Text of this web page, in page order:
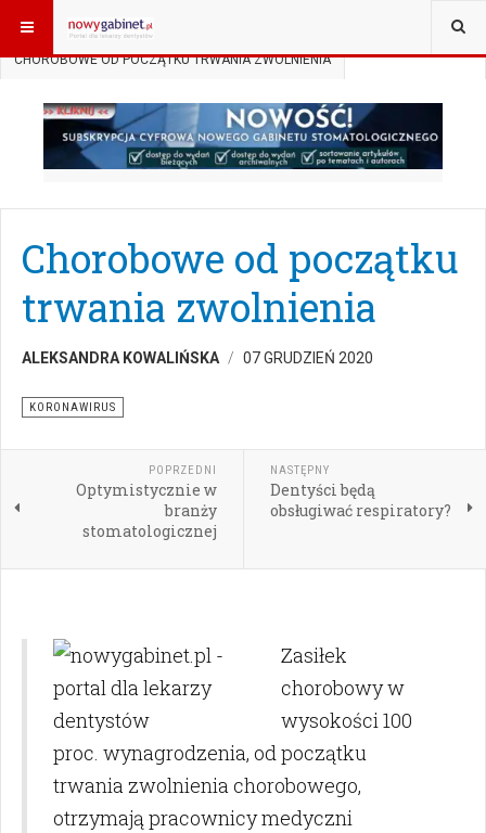
JESTEŚ TUTAJ: START
CHOROBOWE OD POCZĄTKU TRWANIA ZWOLNIENIA
Chorobowe od początku
trwania zwolnienia
ALEKSANDRA KOWALIŃSKA 07 GRUDZIEŃ 2020
KORONAWIRUS
POPRZEDNI
Optymistycznie w
branży
stomatologicznej
NASTĘPNY
Dentyści będą
obsługiwać respiratory?
Zasiłek
chorobowy w
wysokości 100
proc. wynagrodzenia, od początku
trwania zwolnienia chorobowego,
otrzymają pracownicy medyczni